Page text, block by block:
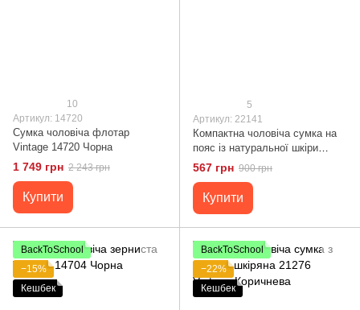
10
Артикул: 14720
Сумка чоловіча флотар
Vintage 14720 Чорна
1 749 грн 2 243 грн
Купити
5
Артикул: 22141
Компактна чоловіча сумка на
пояс із натуральної шкіри
Vintage 22141 Коричневий
567 грн 900 грн
Купити
BackToSchool
−15%
Кешбек
BackToSchool
−22%
Кешбек